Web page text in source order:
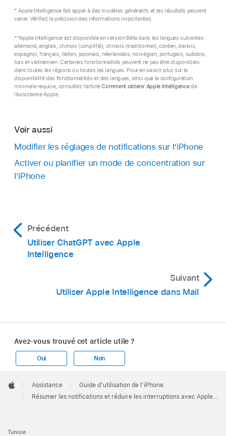
* Apple Intelligence fait appel à des modèles génératifs et les résultats peuvent
varier. Vérifiez la précision des informations importantes.
**Apple Intelligence est disponible en version Bêta dans les langues suivantes :
allemand, anglais, chinois (simplifié), chinois (traditionnel), coréen, danois,
espagnol, français, italien, japonais, néerlandais, norvégien, portugais, suédois,
turc et vietnamien. Certaines fonctionnalités peuvent ne pas être disponibles
dans toutes les régions ou toutes les langues. Pour en savoir plus sur la
disponibilité des fonctionnalités et des langues, ainsi que la configuration
minimale requise, consultez l’articleComment obtenir Apple Intelligencede
l’assistance Apple.
Voir aussi
Modifier les réglages de notifications sur l’iPhone
Activer ou planifier un mode de concentration sur
l’iPhone
Précédent
Utiliser ChatGPT avec Apple
Intelligence
Suivant
Utiliser Apple Intelligence dans Mail
Avez-vous trouvé cet article utile ?
Oui Non
Footer

Apple
Assistance
Guide d’utilisation de l’iPhone
Résumer les notifications et réduire les interruptions avec Apple Intelligence sur l’iPhone
Tunisie